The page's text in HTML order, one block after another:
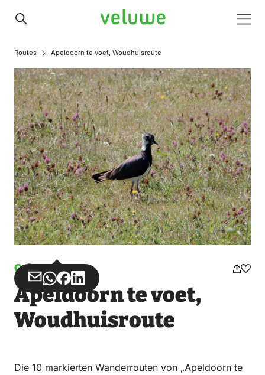
Veluwe
Routes Apeldoorn te voet, Woudhuisroute
Gehen
Teilen
über
Email
Teilen
über
WhatsApp
Teilen
auf
Facebook
Teilen
auf
LinkedIn
Apeldoorn te voet,
Woudhuisroute
Die 10 markierten Wanderrouten von „Apeldoorn te